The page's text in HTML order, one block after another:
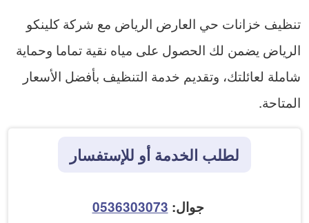
تنظيف خزانات حي العارض الرياض مع شركة كلينكو
الرياض يضمن لك الحصول على مياه نقية تماما وحماية
شاملة لعائلتك، وتقديم خدمة التنظيف بأفضل الأسعار
المتاحة.
لطلب الخدمة أو للإستفسار
جوال: 0536303073